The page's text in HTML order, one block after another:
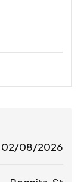
02/08/2026